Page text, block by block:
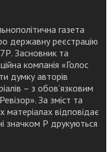
газета
державну реєстрацію
Засновник та
компанія «Голос
думку авторів
– з обов’язковим
За зміст та
матеріалах відповідає
значком Р друкуються